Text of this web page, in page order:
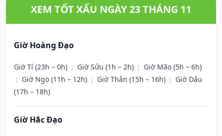
XEM TỐT XẤU NGÀY 23 THÁNG 11
Giờ Hoàng Đạo
Giờ Tí (23h – 0h) ; Giờ Sửu (1h – 2h) ; Giờ Mão (5h – 6h)
; Giờ Ngọ (11h – 12h) ; Giờ Thân (15h – 16h) ; Giờ Dậu
(17h – 18h)
Giờ Hắc Đạo